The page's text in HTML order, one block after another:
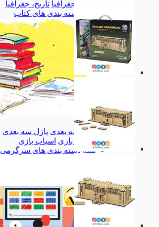
تاریخ، جغرافیا تاریخ، جغرافیا
همه دسته بندی های کتاب
کتاب کتاب
پازل سه بعدی پازل سه بعدی
اسباب بازی اسباب بازی
همه دسته بندی های سرگرمی